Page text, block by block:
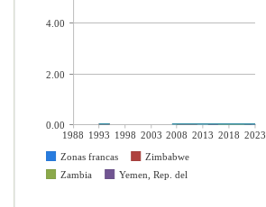
1988 1993 1998 2003 2008 2013 2018 2023
Zonas francas
Zimbabwe
Zambia
Yemen, Rep. del
4.00
2.00
0.00